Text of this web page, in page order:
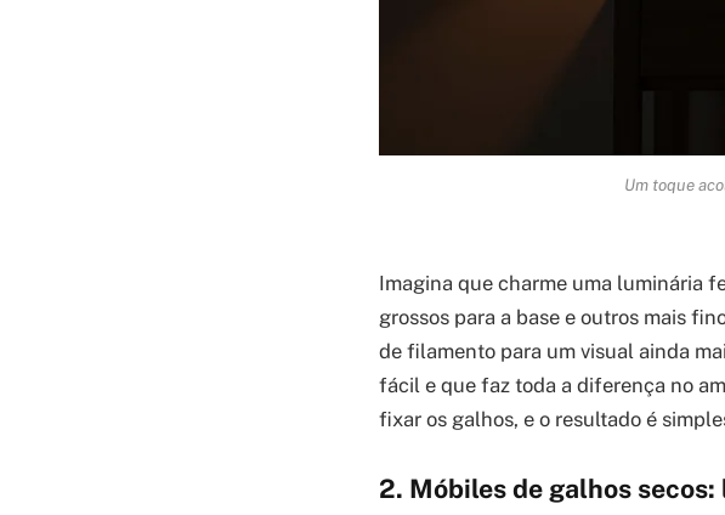
Um toque
Imagina que charme uma luminária
grossos para a base e outros mais
de filamento para um visual ainda
fácil e que faz toda a diferença no
fixar os galhos, e o resultado é
2. Móbiles de galhos